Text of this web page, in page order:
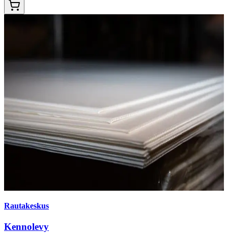
Rautakeskus
Kennolevy